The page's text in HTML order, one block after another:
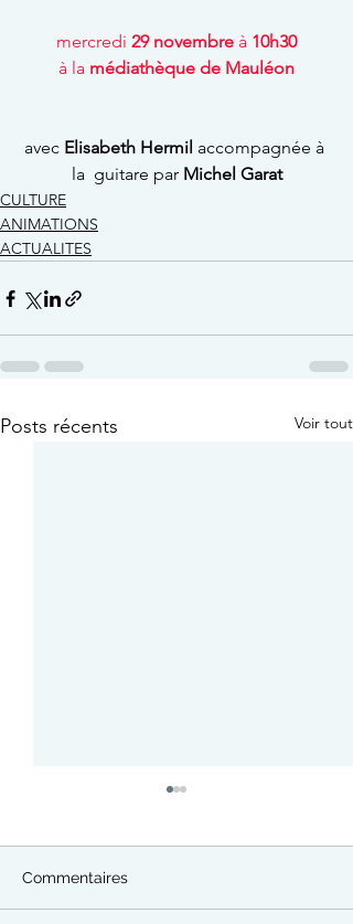
mercredi 29 novembre à 10h30
à la médiathèque de Mauléon
avec Elisabeth Hermil accompagnée à
la  guitare par Michel Garat
CULTURE
ANIMATIONS
ACTUALITES
Posts récents Voir tout
Commentaires